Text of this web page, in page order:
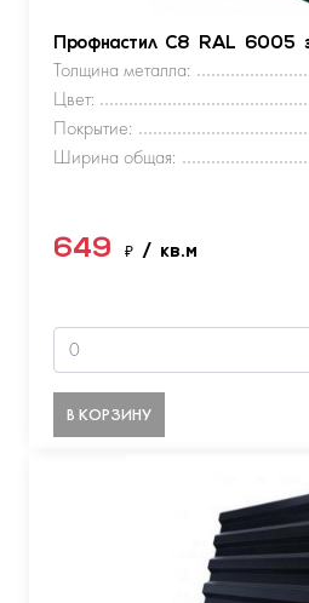
Профнастил С8 RAL 6005
Толщина металла:
Цвет:
Покрытие:
Ширина общая:
649 ₽ / кв.м
В КОРЗИНУ